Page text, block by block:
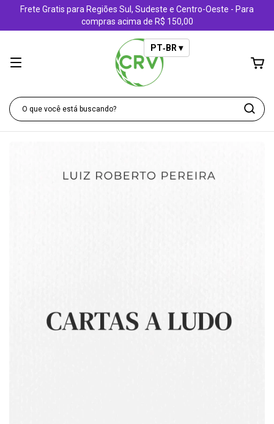
Frete Gratis para Regiões Sul, Sudeste e Centro-Oeste - Para
compras acima de R$ 150,00
PT‑BR ▾